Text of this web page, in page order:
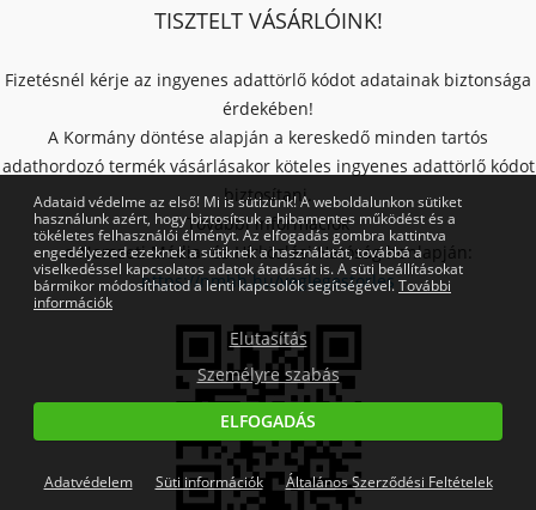
TISZTELT VÁSÁRLÓINK!
Fizetésnél kérje az ingyenes adattörlő kódot adatainak biztonsága
érdekében!
A Kormány döntése alapján a kereskedő minden tartós
adathordozó termék vásárlásakor köteles ingyenes adattörlő kódot
biztosítani.
További információk
a Nemzeti Média- és Hírközlési Hatóság honlapján:
https://nmhh.hu/veglegestorles
Adataid védelme az első! Mi is sütizünk! A weboldalunkon sütiket
használunk azért, hogy biztosítsuk a hibamentes működést és a
tökéletes felhasználói élményt. Az elfogadás gombra kattintva
engedélyezed ezeknek a sütiknek a használatát, továbbá a
viselkedéssel kapcsolatos adatok átadását is. A süti beállításokat
bármikor módosíthatod a lenti kapcsolók segítségével.További
információk
Elutasítás
Személyre szabás
ELFOGADÁS
Adatvédelem Süti információk Általános Szerződési Feltételek